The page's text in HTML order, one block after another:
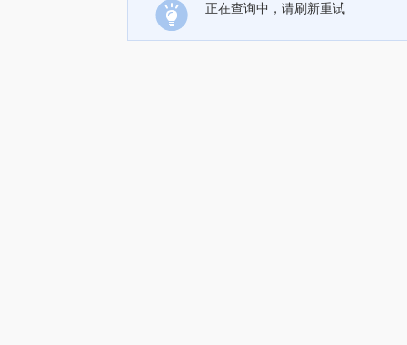
正在查询中，请刷新重试